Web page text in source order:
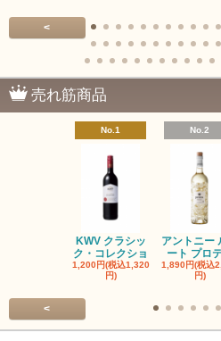
<
売れ筋商品
No.1
KWV クラシッ
ク・コレクショ
1,200円(税込1,320
円)
No.2
アントニー
ート プロ
1,890円(税込
円)
<